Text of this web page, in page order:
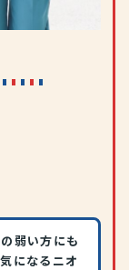
弱い方にも
になるニオ